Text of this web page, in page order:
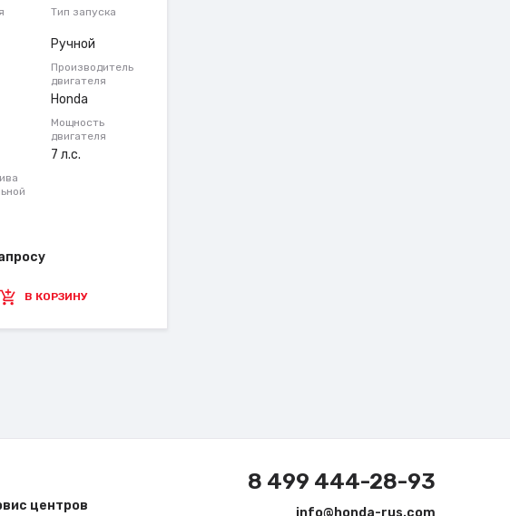
Тип запуска
Ручной
Производитель
двигателя
Honda
Мощность
двигателя
7 л.с.
В КОРЗИНУ
центров
8 499 444-28-93
info@honda-rus.com